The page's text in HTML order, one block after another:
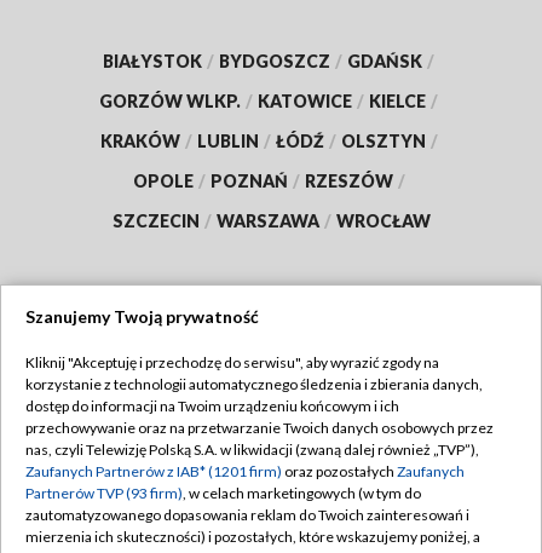
BIAŁYSTOK / BYDGOSZCZ / GDAŃSK /
GORZÓW WLKP. / KATOWICE / KIELCE /
KRAKÓW / LUBLIN / ŁÓDŹ / OLSZTYN /
OPOLE / POZNAŃ / RZESZÓW /
SZCZECIN / WARSZAWA / WROCŁAW
TVP
Abonament TVP
Emisja w TVP
Centrum informacji TVP
Naziemna Telewizja Cyfrowa
Regulamin TVP
Polityka prywatności
Moje zgody
Szanujemy Twoją prywatność
Kliknij "Akceptuję i przechodzę do serwisu", aby wyrazić zgody na
korzystanie z technologii automatycznego śledzenia i zbierania danych,
dostęp do informacji na Twoim urządzeniu końcowym i ich
przechowywanie oraz na przetwarzanie Twoich danych osobowych przez
nas, czyli Telewizję Polską S.A. w likwidacji (zwaną dalej również „TVP”),
Zaufanych Partnerów z IAB* (1201 firm) oraz pozostałych Zaufanych
Partnerów TVP (93 firm), w celach marketingowych (w tym do
zautomatyzowanego dopasowania reklam do Twoich zainteresowań i
mierzenia ich skuteczności) i pozostałych, które wskazujemy poniżej, a